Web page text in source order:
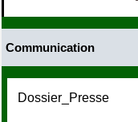
Communication
Dossier_Presse